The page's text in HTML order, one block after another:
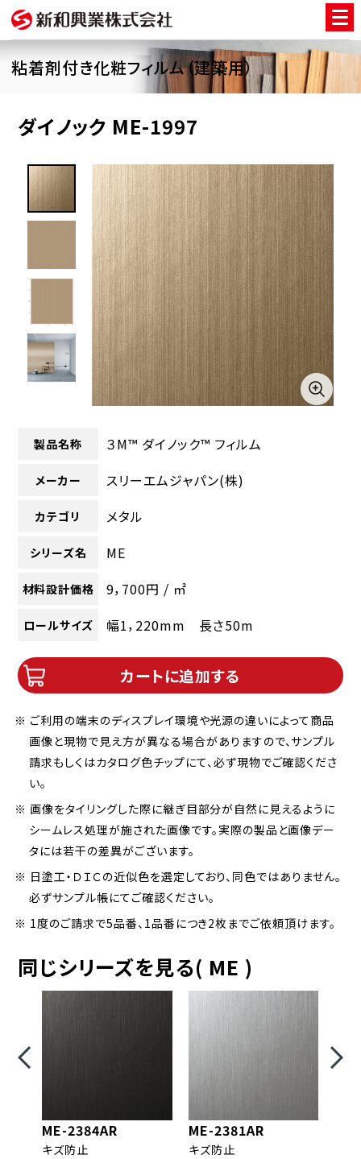
粘着剤付き化粧フィルム（建築用）
ダイノック ME-1997
製品名称 ３M™ ダイノック™ フィルム
メーカー スリーエムジャパン(株)
カテゴリ メタル
シリーズ名 ME
材料設計価格 9，700円 / ㎡
ロールサイズ 幅1，220mm 長さ50m
カートに追加する
※ ご利用の端末のディスプレイ環境や光源の違いによって商品
画像と現物で見え方が異なる場合がありますので、サンプル
請求もしくはカタログ色チップにて、必ず現物でご確認くださ
い。
※ 画像をタイリングした際に継ぎ目部分が自然に見えるように
シームレス処理が施された画像です。実際の製品と画像デー
タには若干の差異がございます。
※ 日塗工・ＤＩＣの近似色を選定しており、同色ではありません。
必ずサンプル帳にてご確認ください。
※ 1度のご請求で5品番、1品番につき2枚までご依頼頂けます。
同じシリーズを見る( ME )
ME-2384AR
キズ防止
ME-2381AR
キズ防止